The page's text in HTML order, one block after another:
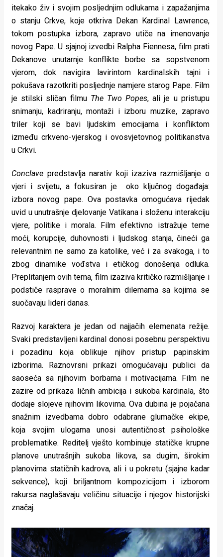
itekako živ i svojim posljednjim odlukama i zapažanjima
o stanju Crkve, koje otkriva Dekan Kardinal Lawrence,
tokom postupka izbora, zapravo utiče na imenovanje
novog Pape. U sjajnoj izvedbi Ralpha Fiennesa, film prati
Dekanove unutarnje konflikte borbe sa sopstvenom
vjerom, dok navigira lavirintom kardinalskih tajni i
pokušava razotkriti posljednje namjere starog Pape. Film
je stilski sličan filmu The Two Popes, ali je u pristupu
snimanju, kadriranju, montaži i izboru muzike, zapravo
triler koji se bavi ljudskim emocijama i konfliktom
između crkveno-vjerskog i ovosvjetovnog politikanstva
u Crkvi.
Conclave predstavlja narativ koji izaziva razmišljanje o
vjeri i svijetu, a fokusiran je oko ključnog događaja:
izbora novog pape. Ova postavka omogućava rijedak
uvid u unutrašnje djelovanje Vatikana i složenu interakciju
vjere, politike i morala. Film efektivno istražuje teme
moći, korupcije, duhovnosti i ljudskog stanja, čineći ga
relevantnim ne samo za katolike, već i za svakoga, i to
zbog dinamike vođstva i etičkog donošenja odluka.
Preplitanjem ovih tema, film izaziva kritičko razmišljanje i
podstiče rasprave o moralnim dilemama sa kojima se
suočavaju lideri danas.
Razvoj karaktera je jedan od najjačih elemenata režije.
Svaki predstavljeni kardinal donosi posebnu perspektivu
i pozadinu koja oblikuje njihov pristup papinskim
izborima. Raznovrsni prikazi omogućavaju publici da
saoseća sa njihovim borbama i motivacijama. Film ne
zazire od prikaza ličnih ambicija i sukoba kardinala, što
dodaje slojeve njihovim likovima. Ova dubina je pojačana
snažnim izvedbama dobro odabrane glumačke ekipe,
koja svojim ulogama unosi autentičnost psihološke
problematike. Reditelj vješto kombinuje statičke krupne
planove unutrašnjih sukoba likova, sa dugim, širokim
planovima statičnih kadrova, ali i u pokretu (sjajne kadar
sekvence), koji briljantnom kompozicijom i izborom
rakursa naglašavaju veličinu situacije i njegov historijski
značaj.